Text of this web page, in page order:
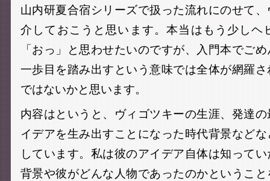
山内研夏合宿シリーズで扱った流れにのせて
介しておこうと思います。本当はもう少しヘ
「おっ」と思わせたいのですが、入門本でご
一歩目を踏み出すという意味では全体が網羅
ではないかと思います。
内容はというと、ヴィゴツキーの生涯、発達
イデアを生み出すことになった時代背景など
しています。私は彼のアイデア自体は知って
背景や彼がどんな人物であったのかというこ